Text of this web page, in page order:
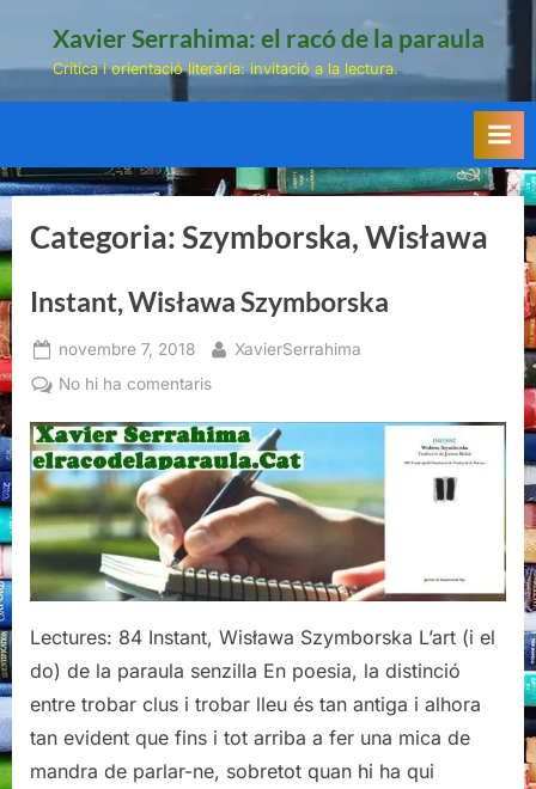
Xavier Serrahima: el racó de la paraula
Crítica i orientació literària: invitació a la lectura.
Categoria:Szymborska, Wisława
Instant, Wisława Szymborska
Posted
on
novembre 7, 2018 By
XavierSerrahima
No hi ha comentarisa
Wisława
Szymborska
Lectures: 84 Instant, Wisława Szymborska L’art (i el
do) de la paraula senzilla En poesia, la distinció
entre trobar clus i trobar lleu és tan antiga i alhora
tan evident que fins i tot arriba a fer una mica de
mandra de parlar-ne, sobretot quan hi ha qui